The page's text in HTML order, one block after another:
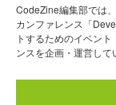
CodeZine編集部では
カンファレンス「
トするためのイベン
ンスを企画・運営して